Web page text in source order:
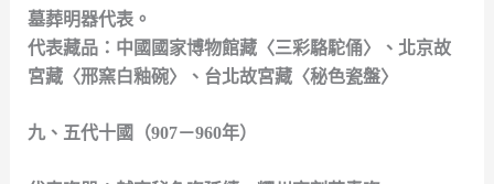
墓葬明器代表。
代表藏品：中國國家博物館藏〈三彩駱駝俑〉、北京故
宮藏〈邢窯白釉碗〉、台北故宮藏〈秘色瓷盤〉
九、五代十國（907－960年）